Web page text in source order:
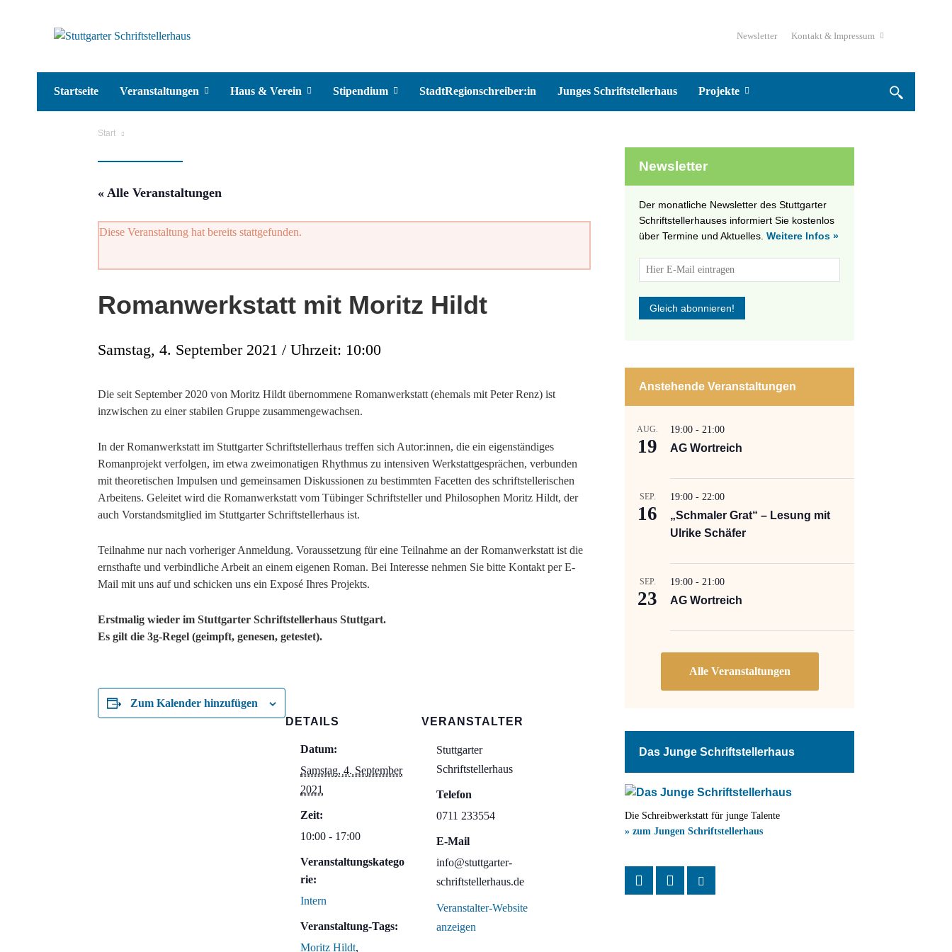
Newsletter Kontakt & Impressum
Startseite Veranstaltungen Haus & Verein Stipendium StadtRegionschreiber:in Junges Schriftstellerhaus Projekte
Start
« Alle Veranstaltungen
Diese Veranstaltung hat bereits stattgefunden.
Romanwerkstatt mit Moritz Hildt
Samstag, 4. September 2021 / Uhrzeit: 10:00
Die seit September 2020 von Moritz Hildt übernommene Romanwerkstatt (ehemals mit Peter Renz) ist
inzwischen zu einer stabilen Gruppe zusammengewachsen.
In der Romanwerkstatt im Stuttgarter Schriftstellerhaus treffen sich Autor:innen, die ein eigenständiges
Romanprojekt verfolgen, im etwa zweimonatigen Rhythmus zu intensiven Werkstattgesprächen, verbunden
mit theoretischen Impulsen und gemeinsamen Diskussionen zu bestimmten Facetten des schriftstellerischen
Arbeitens. Geleitet wird die Romanwerkstatt vom Tübinger Schriftsteller und Philosophen Moritz Hildt, der
auch Vorstandsmitglied im Stuttgarter Schriftstellerhaus ist.
Teilnahme nur nach vorheriger Anmeldung. Voraussetzung für eine Teilnahme an der Romanwerkstatt ist die
ernsthafte und verbindliche Arbeit an einem eigenen Roman. Bei Interesse nehmen Sie bitte Kontakt per E-
Mail mit uns auf und schicken uns ein Exposé Ihres Projekts.
Erstmalig wieder im Stuttgarter Schriftstellerhaus Stuttgart.
Es gilt die 3g-Regel (geimpft, genesen, getestet).
Zum Kalender hinzufügen
DETAILS
Datum:
Samstag, 4. September
2021
Zeit:
10:00 - 17:00
Veranstaltungskatego
rie:
Intern
Veranstaltung-Tags:
Moritz Hildt,
VERANSTALTER
Stuttgarter
Schriftstellerhaus
Telefon
0711 233554
E-Mail
info@stuttgarter-
schriftstellerhaus.de
Veranstalter-Website
anzeigen
Newsletter
Der monatliche Newsletter des Stuttgarter
Schriftstellerhauses informiert Sie kostenlos
über Termine und Aktuelles. Weitere Infos »
Anstehende Veranstaltungen
AUG.
19
19:00 - 21:00
AG Wortreich
SEP.
16
19:00 - 22:00
„Schmaler Grat“ – Lesung mit
Ulrike Schäfer
SEP.
23
19:00 - 21:00
AG Wortreich
Das Junge Schriftstellerhaus
Die Schreibwerkstatt für junge Talente
» zum Jungen Schriftstellerhaus